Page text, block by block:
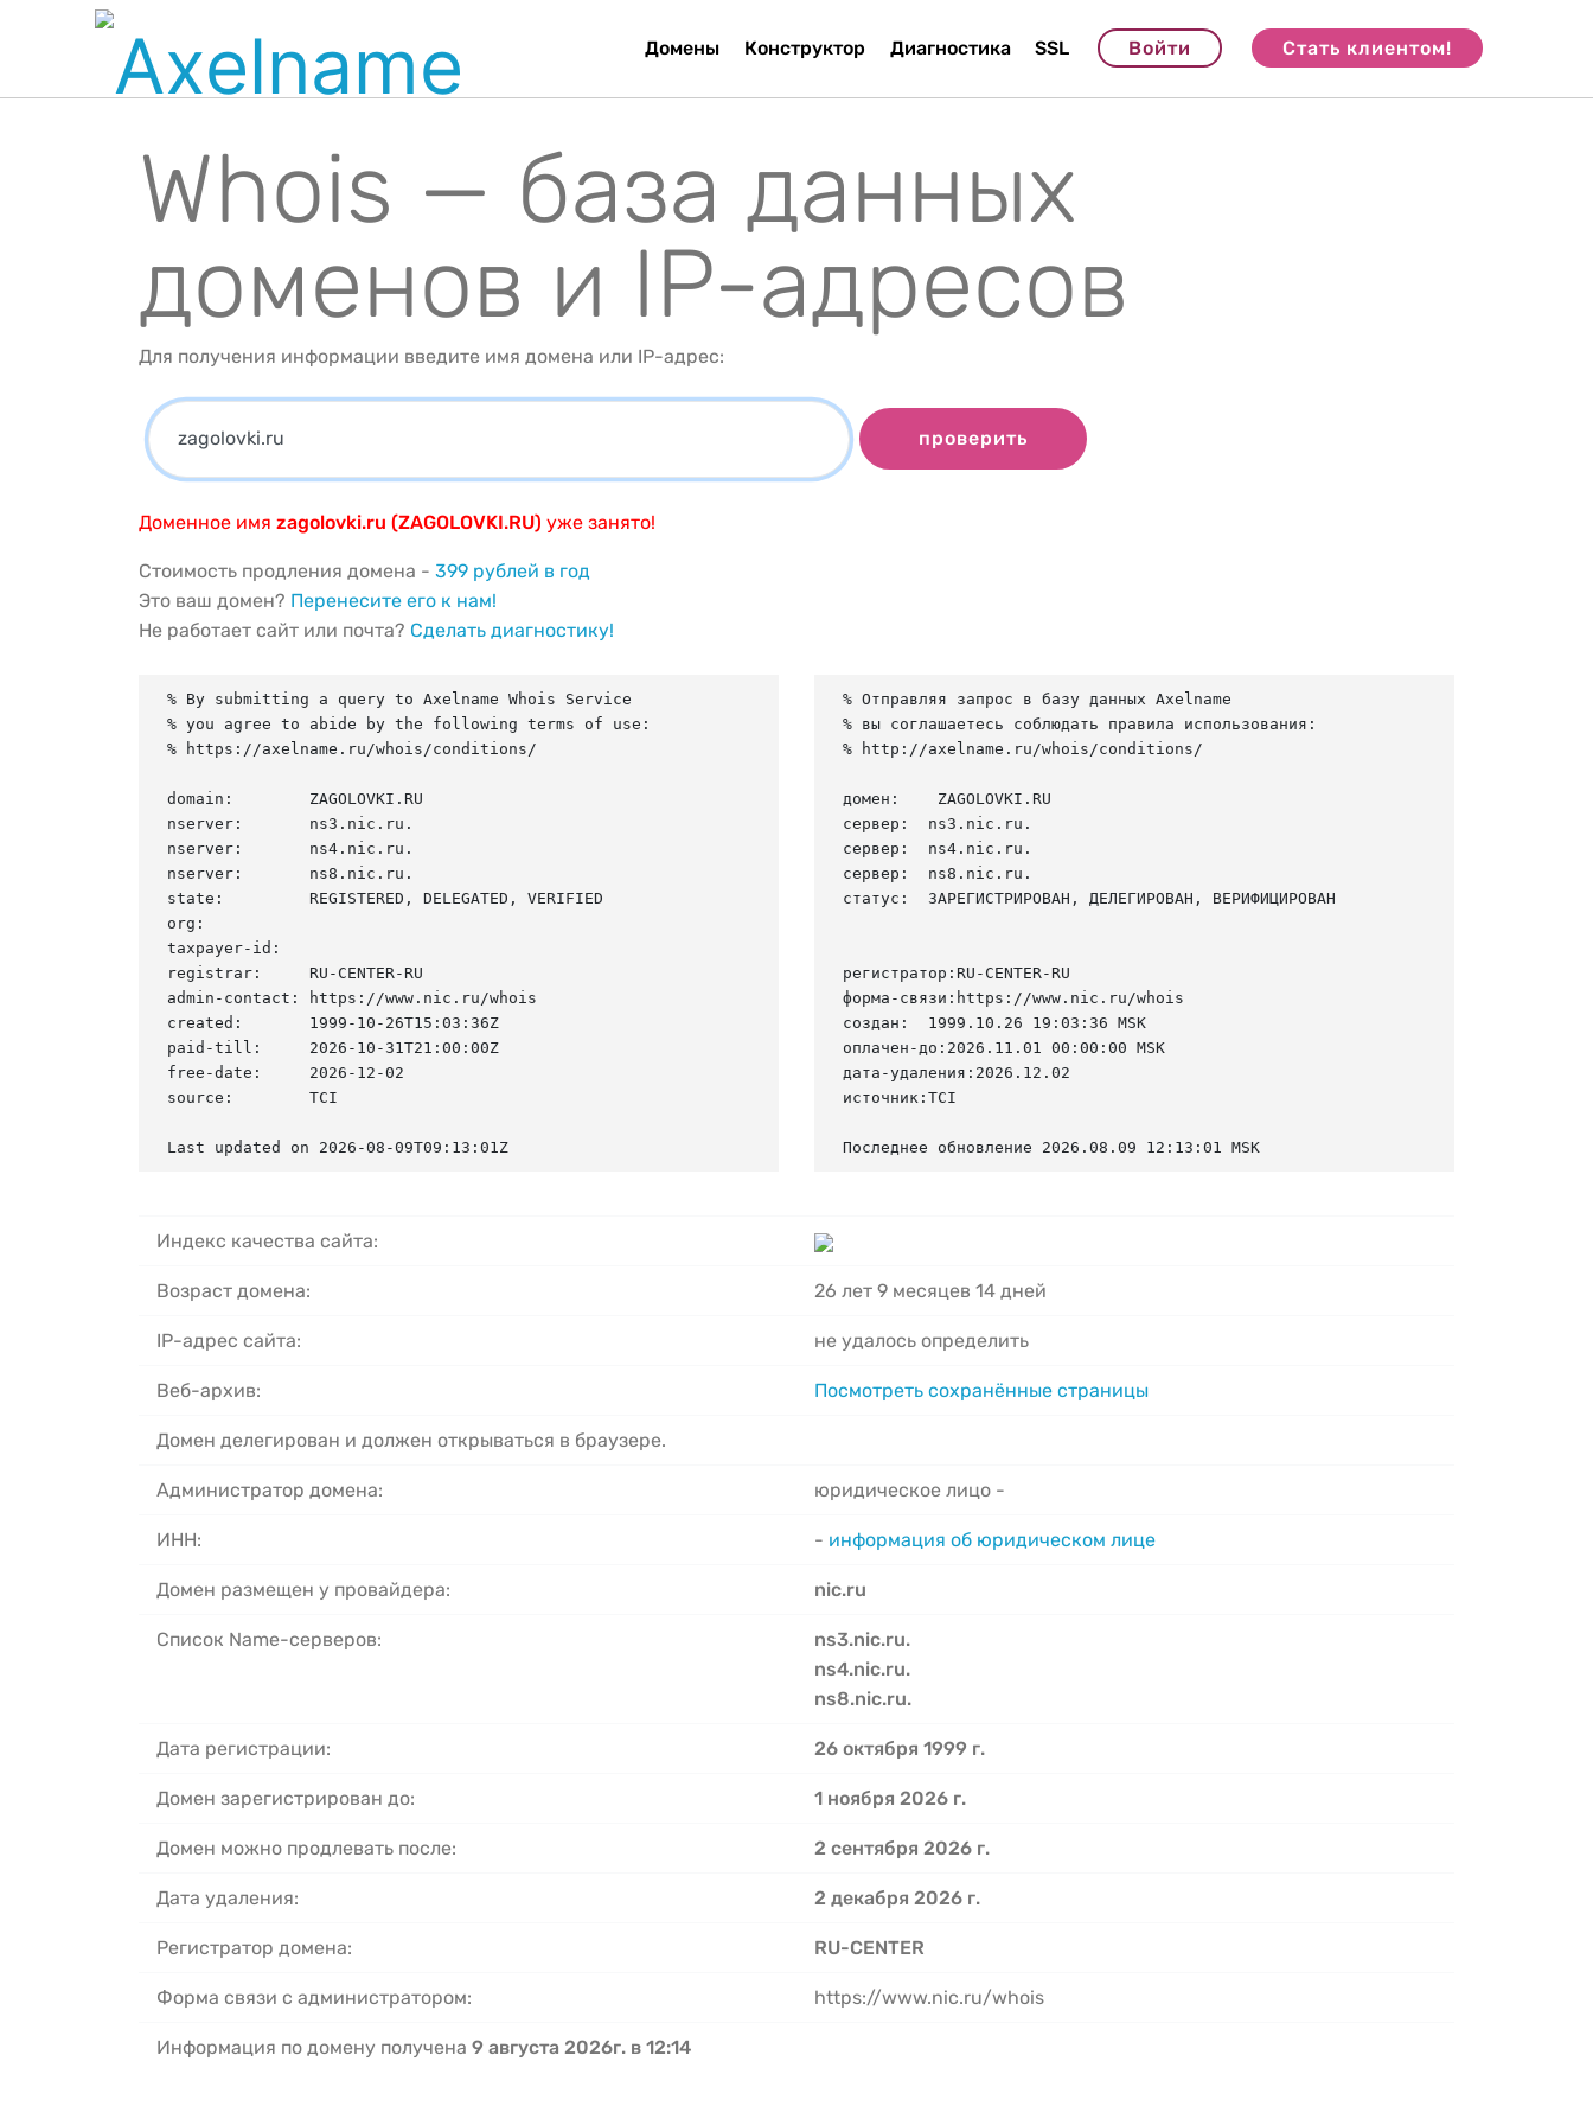
Домены Конструктор Диагностика SSL Войти Стать клиентом!
Whois — база данных
доменов и IP-адресов
Для получения информации введите имя домена или IP-адрес:
проверить
Доменное имя zagolovki.ru (ZAGOLOVKI.RU) уже занято!
Стоимость продления домена - 399 рублей в год
Это ваш домен? Перенесите его к нам!
Не работает сайт или почта? Сделать диагностику!
% By submitting a query to Axelname Whois Service
% you agree to abide by the following terms of use:
% https://axelname.ru/whois/conditions/
domain:        ZAGOLOVKI.RU
nserver:       ns3.nic.ru.
nserver:       ns4.nic.ru.
nserver:       ns8.nic.ru.
state:         REGISTERED, DELEGATED, VERIFIED
org:
taxpayer-id:
registrar:     RU-CENTER-RU
admin-contact: https://www.nic.ru/whois
created:       1999-10-26T15:03:36Z
paid-till:     2026-10-31T21:00:00Z
free-date:     2026-12-02
source:        TCI
Last updated on 2026-08-09T09:13:01Z
% Отправляя запрос в базу данных Axelname
% вы соглашаетесь соблюдать правила использования:
% http://axelname.ru/whois/conditions/
домен:    ZAGOLOVKI.RU
сервер:  ns3.nic.ru.
сервер:  ns4.nic.ru.
сервер:  ns8.nic.ru.
статус:  ЗАРЕГИСТРИРОВАН, ДЕЛЕГИРОВАН, ВЕРИФИЦИРОВАН
регистратор:RU-CENTER-RU
форма-связи:https://www.nic.ru/whois
создан:  1999.10.26 19:03:36 MSK
оплачен-до:2026.11.01 00:00:00 MSK
дата-удаления:2026.12.02
источник:TCI
Последнее обновление 2026.08.09 12:13:01 MSK
Индекс качества сайта:
Возраст домена: 26 лет 9 месяцев 14 дней
IP-адрес сайта: не удалось определить
Веб-архив: Посмотреть сохранённые страницы
Домен делегирован и должен открываться в браузере.
Администратор домена: юридическое лицо -
ИНН: - информация об юридическом лице
Домен размещен у провайдера: nic.ru
Список Name-серверов:
ns3.nic.ru.
ns4.nic.ru.
ns8.nic.ru.
Дата регистрации: 26 октября 1999 г.
Домен зарегистрирован до: 1 ноября 2026 г.
Домен можно продлевать после: 2 сентября 2026 г.
Дата удаления: 2 декабря 2026 г.
Регистратор домена: RU-CENTER
Форма связи с администратором: https://www.nic.ru/whois
Информация по домену получена 9 августа 2026г. в 12:14